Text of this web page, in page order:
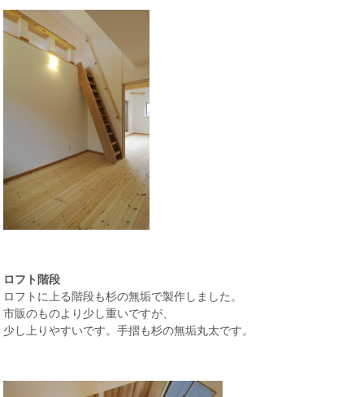
ロフト階段
ロフトに上る階段も杉の無垢で製作しました。
市販のものより少し重いですが、
少し上りやすいです。手摺も杉の無垢丸太です。